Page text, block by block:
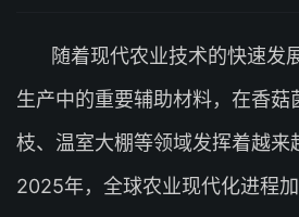
随着现代农业技术的快速发
生产中的重要辅助材料，在香菇
枝、温室大棚等领域发挥着越来
2025年，全球农业现代化进程